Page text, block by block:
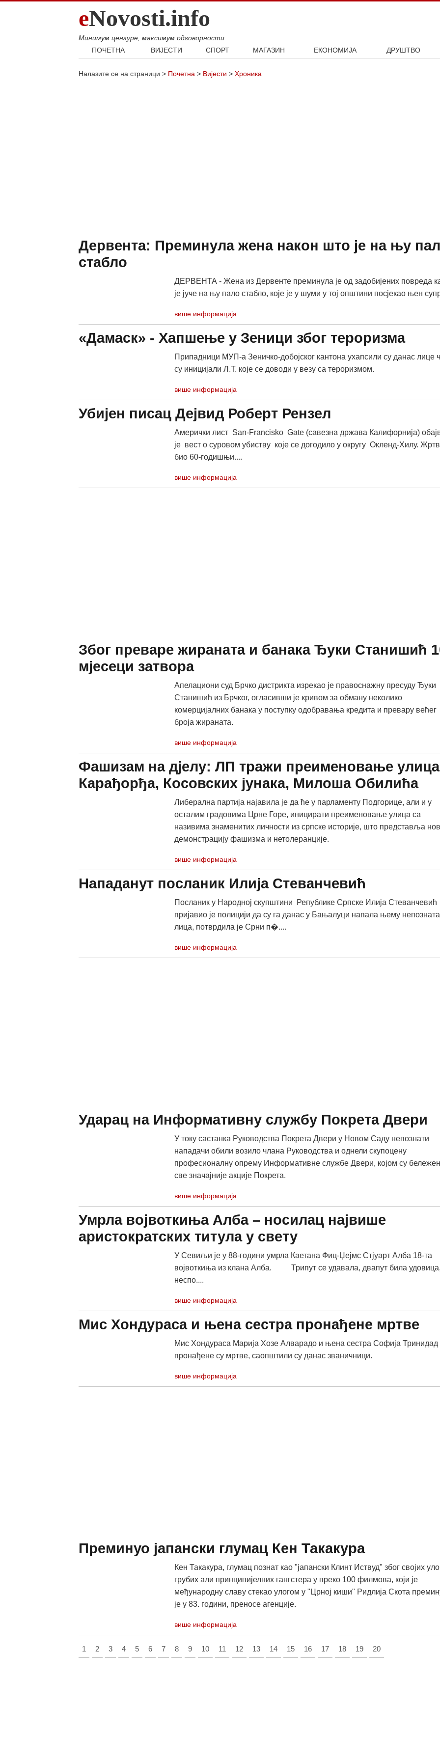
eNovosti.info
Минимум цензуре, максимум одговорности
ПОЧЕТНА
ВИЈЕСТИ
Балкан
СПОРТ
Кошарка
МАГАЗИН
Култура
ЕКОНОМИЈА
ДРУШТВО
Налазите се на страници > Почетна > Вијести > Хроника
Дервента: Преминула жена након што је на њу
стабло
ДЕРВЕНТА - Жена из Дервенте преминула је од задобијених повреда
је јуче на њу пало стабло, које је у шуми у тој општини посјекао њен
више информација
«Дамаск» - Хапшење у Зеници због тероризма
Припадници МУП-а Зеничко-добојског кантона ухапсили су данас лице
су иницијали Л.Т. које се доводи у везу са тероризмом.
више информација
Убијен писац Дејвид Роберт Рензел
Амерички лист San-Francisko Gate (савезна држава Калифорнија)
је вест о суровом убиству које се догодило у округу Окленд-Хилу.
био 60-годишњи....
више информација
Због преваре жираната и банака Ђуки Станишић
мјесеци затвора
Апелациони суд Брчко дистрикта изрекао је правоснажну пресуду Ђуки
Станишић из Брчког, огласивши је кривом за обману неколико
комерцијалних банака у поступку одобравања кредита и превару већег
броја жираната.
више информација
Фашизам на дјелу: ЛП тражи преименовање улица
Карађорђа, Косовских јунака, Милоша Обилића
Либерална партија најавила је да ће у парламенту Подгорице, али и у
осталим градовима Црне Горе, иницирати преименовање улица са
називима знаменитих личности из српске историје, што представља
демонстрацију фашизма и нетолеранције.
више информација
Нападанут посланик Илија Стеванчевић
Посланик у Народној скупштини Републике Српске Илија Стеванчевић
пријавио је полицији да су га данас у Бањалуци напала њему непозната
лица, потврдила је Срни п�....
више информација
Ударац на Информативну службу Покрета Двери
У току састанка Руководства Покрета Двери у Новом Саду непознати
нападачи обили возило члана Руководства и однели скупоцену
професионалну опрему Информативне службе Двери, којом су
све значајније акције Покрета.
више информација
Умрла војвоткиња Алба – носилац највише
аристократских титула у свету
У Севиљи је у 88-години умрла Каетана Фиц-Џејмс Стјуарт Алба 18-та
војвоткиња из клана Алба. Трипут се удавала, двапут била
неспо....
више информација
Мис Хондураса и њена сестра пронађене мртве
Мис Хондураса Марија Хозе Алварадо и њена сестра Софија Тринидад
пронађене су мртве, саопштили су данас званичници.
више информација
Преминуо јапански глумац Кен Такакура
Кен Такакура, глумац познат као "јапански Клинт Иствуд" због својих
грубих али принципијелних гангстера у преко 100 филмова, који је
међународну славу стекао улогом у "Црној киши" Ридлија Скота
је у 83. години, преносе агенције.
више информација
1 2 3 4 5 6 7 8 9 10 11 12 13 14 15 16 17 18 19 20